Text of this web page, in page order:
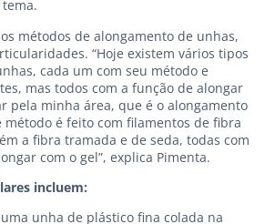
métodos de alongamento de unhas,
“Hoje existem vários tipos
cada um com seu método e
mas todos com a função de alongar
pela minha área, que é o alongamento
método é feito com filamentos de fibra
a fibra tramada e de seda, todas com
com o gel”, explica Pimenta.
incluem:
unha de plástico fina colada na